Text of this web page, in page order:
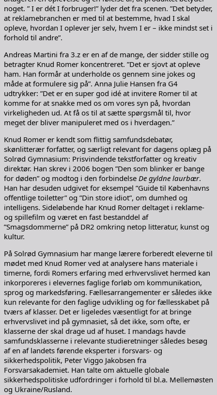
noget. ” I er dét I forbruger!” lyder det fra scenen. ”Det betyder,
at reklamebranchen er med til at bestemme, hvad I skal
opleve, hvordan I oplever jer selv, hvem I er – ikke mindst set i
forhold til andre”.
Andreas Martini fra 3.z er en af de mange, der sidder stille og
betragter Knud Romer koncentreret. ”Det er sjovt at opleve
ham. Han formår at underholde os gennem sine jokes og
måde at formulere sig på”. Anna Julie Hansen fra G4
udtrykker: ”Det er en super god idé at invitere Romer til at
komme for at snakke med os om vores syn på, hvordan
virkeligheden ud. At få os til at sætte spørgsmål til, hvor
meget der bliver manipuleret med os i hverdagen.”
Knud Romer er kendt som flittig samfundsdebatør,
skønlitterær forfatter, og særligt relevant for dagens oplæg på
Solrød Gymnasium: Prisvindende tekstforfatter og kreativ
direktør. Han skrev i 2006 bogen ”Den som blinker er bange
for døden” og modtog i den forbindelse De gyldne laurbær.
Han har desuden udgivet for eksempel ”Guide til Københavns
offentlige toiletter” og ”Din store idiot”, om dumhed og
intelligens. Sideløbende har Knud Romer deltaget i reklame-
og spillefilm og været en fast bestanddel af
”Smagsdommerne” på DR2 omkring netop litteratur, kunst og
kultur.
På Solrød Gymnasium har mange lærere forberedt eleverne til
mødet med Knud Romer ved at analysere hans materiale i
timerne, fordi Romers erfaring med erhvervslivet hermed kan
inkorporeres i elevernes faglige forløb om kommunikation,
sprog og markedsføring. Fællesarrangementer er således ikke
kun relevante for den faglige udvikling og for fællesskabet på
tværs af klasser. Det er ligeledes væsentligt for at bringe
erhvervslivet ind på gymnasiet, så det ikke, som ofte, er
klasserne der skal drage ud af huset. I mandags havde
samfundsklasserne i relevante studieretninger således besøg
af en af landets førende eksperter i forsvars- og
sikkerhedspolitik, Peter Viggo Jakobsen fra
Forsvarsakademiet. Han talte om aktuelle globale
sikkerhedspolitiske udfordringer i forhold til bl.a. Mellemøsten
og Ukraine/Rusland.